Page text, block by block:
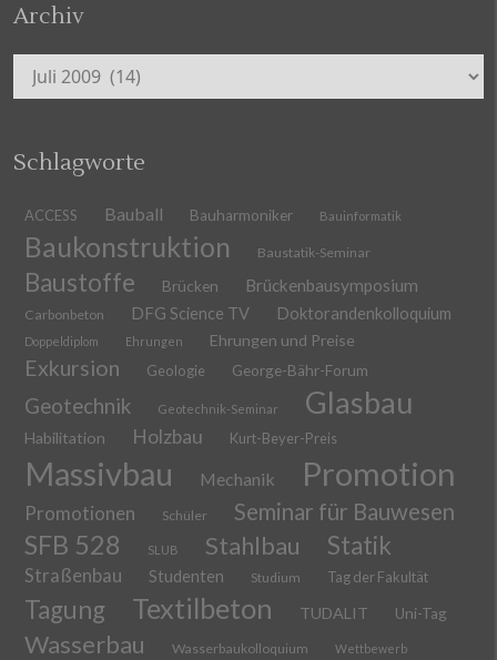
Archiv
Archiv
Schlagworte
ACCESS Bauball Bauharmoniker Bauinformatik
Baukonstruktion Baustatik-Seminar
Baustoffe Brücken Brückenbausymposium
Carbonbeton DFG Science TV Doktorandenkolloquium
Doppeldiplom Ehrungen Ehrungen und Preise
Exkursion Geologie George-Bähr-Forum
Geotechnik Geotechnik-Seminar Glasbau
Habilitation Holzbau Kurt-Beyer-Preis
Massivbau Mechanik Promotion
Promotionen Schüler Seminar für Bauwesen
SFB 528 SLUB Stahlbau Statik
Straßenbau Studenten Studium Tag der Fakultät
Tagung Textilbeton TUDALIT Uni-Tag
Wasserbau Wasserbaukolloquium Wettbewerb